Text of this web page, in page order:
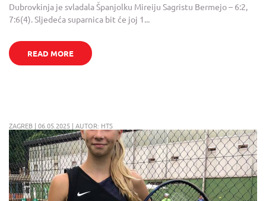
Dubrovkinja je svladala Španjolku Mireiju Sagristu Bermejo – 6:2,
7:6(4). Sljedeća suparnica bit će joj 1...
READ MORE
ZAGREB | 06.05.2025 | AUTOR: HTS